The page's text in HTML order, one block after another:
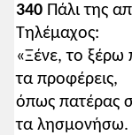
340 Πάλι της
Τηλέμαχος:
«Ξένε, το
τα προφέρεις,
όπως πατέρας
τα λησμονήσω.